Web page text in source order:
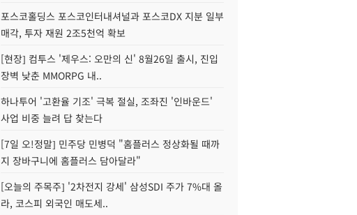
포스코홀딩스 포스코인터내셔널과 포스코DX 지분 일부
매각, 투자 재원 2조5천억 확보
[현장] 컴투스 '제우스: 오만의 신' 8월26일 출시, 진입
장벽 낮춘 MMORPG 내..
하나투어 '고환율 기조' 극복 절실, 조좌진 '인바운드'
사업 비중 늘려 답 찾는다
[7일 오!정말] 민주당 민병덕 "홈플러스 정상화될 때까
지 장바구니에 홈플러스 담아달라"
[오늘의 주목주] '2차전지 강세' 삼성SDI 주가 7%대 올
라, 코스피 외국인 매도세..